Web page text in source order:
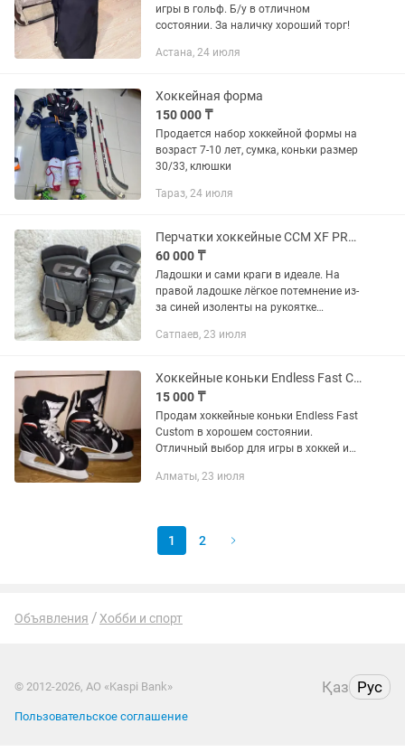
игры в гольф. Б/у в отличном
состоянии. За наличку хороший торг!
Астана, 24 июля
Хоккейная форма
150 000 ₸
Продается набор хоккейной формы на
возраст 7-10 лет, сумка, коньки размер
30/33, клюшки
Тараз, 24 июля
Перчатки хоккейные CCM XF PRO чёрные
60 000 ₸
Ладошки и сами краги в идеале. На
правой ладошке лёгкое потемнение из-
за синей изоленты на рукоятке
неприятного запаха. Вентиляция в 2
Сатпаев, 23 июля
Хоккейные коньки Endless Fast Custom
15 000 ₸
Продам хоккейные коньки Endless Fast
Custom в хорошем состоянии.
Отличный выбор для игры в хоккей и
открытых катках.Тип: Хоккейные /
Алматы, 23 июля
1 2
Объявления Хобби и спорт
© 2012-2026, АО «Kaspi Bank» Қаз Рус
Пользовательское соглашение